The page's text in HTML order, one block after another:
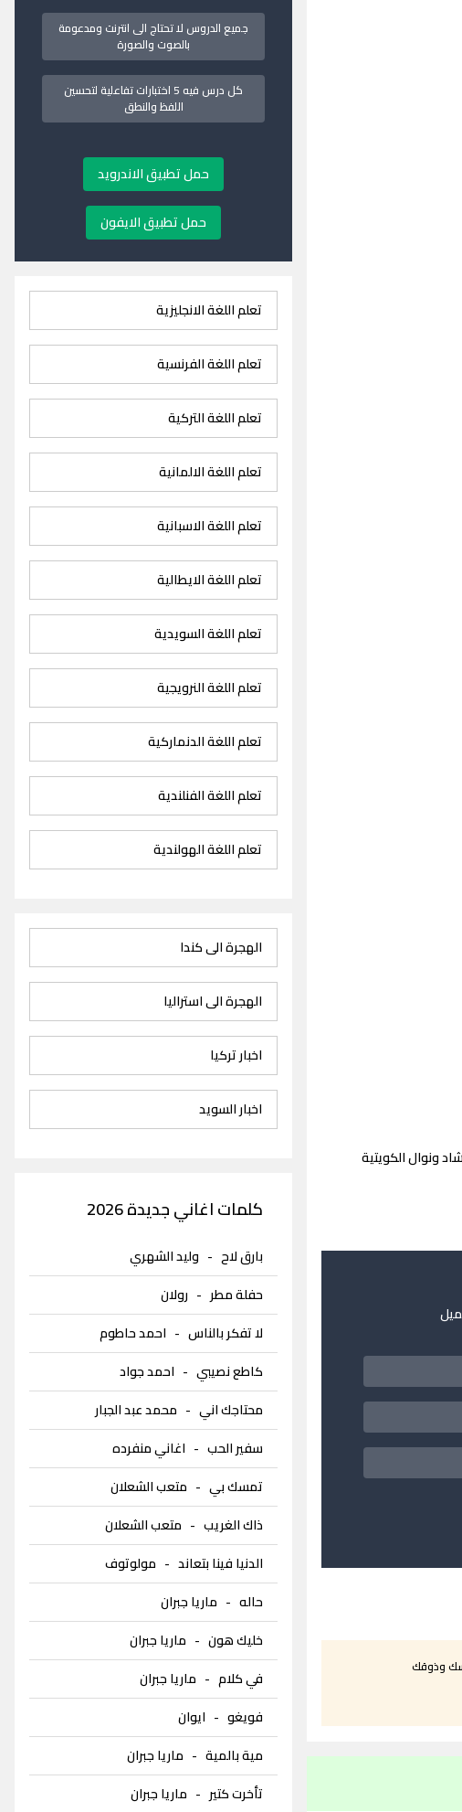
ونوال الكويتية
وذوقك
جميع الدروس لا تحتاج الى انترنت ومدعومة
بالصوت والصورة
كل درس فيه 5 اختبارات تفاعلية لتحسين
اللفظ والنطق
حمل تطبيق الاندرويد
حمل تطبيق الايفون
تعلم اللغة الانجليزية
تعلم اللغة الفرنسية
تعلم اللغة التركية
تعلم اللغة الالمانية
تعلم اللغة الاسبانية
تعلم اللغة الايطالية
تعلم اللغة السويدية
تعلم اللغة النرويجية
تعلم اللغة الدنماركية
تعلم اللغة الفنلندية
تعلم اللغة الهولندية
الهجرة الى كندا
الهجرة الى استراليا
اخبار تركيا
اخبار السويد
كلمات اغاني جديدة 2026
بارق لاح- وليد الشهري
حفلة مطر - رولان
لا تفكر بالناس- احمد حاطوم
كاطع نصيبي- احمد جواد
محتاجك اني- محمد عبد الجبار
سفير الحب- اغاني منفرده
تمسك بي- متعب الشعلان
ذاك الغريب- متعب الشعلان
الدنيا فينا بتعاند- مولوتوف
حاله- ماريا جبران
خليك هون- ماريا جبران
في كلام- ماريا جبران
فويغو- ايوان
مية بالمية- ماريا جبران
تأخرت كتير - ماريا جبران